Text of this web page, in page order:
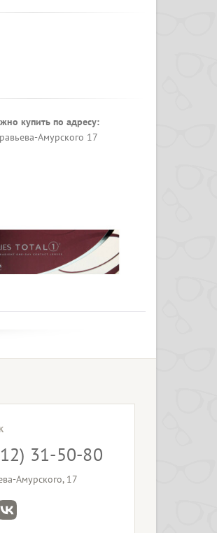
купить по адресу:
Амурского 17
31-50-80
Амурского, 17